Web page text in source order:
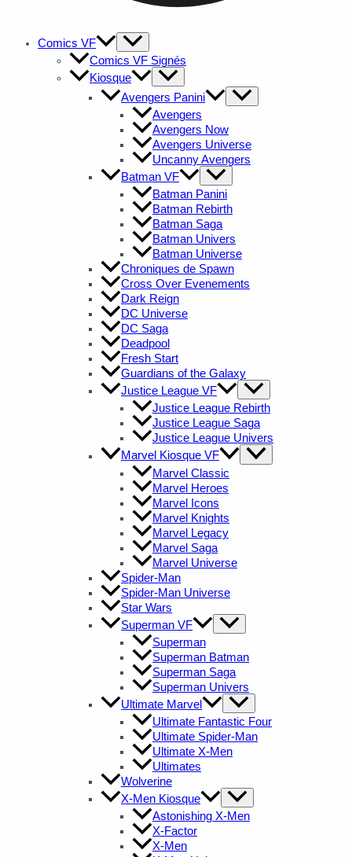
Comics VF
Comics VF Signés
Kiosque
Avengers Panini
Avengers
Avengers Now
Avengers Universe
Uncanny Avengers
Batman VF
Batman Panini
Batman Rebirth
Batman Saga
Batman Univers
Batman Universe
Chroniques de Spawn
Cross Over Evenements
Dark Reign
DC Universe
DC Saga
Deadpool
Fresh Start
Guardians of the Galaxy
Justice League VF
Justice League Rebirth
Justice League Saga
Justice League Univers
Marvel Kiosque VF
Marvel Classic
Marvel Heroes
Marvel Icons
Marvel Knights
Marvel Legacy
Marvel Saga
Marvel Universe
Spider-Man
Spider-Man Universe
Star Wars
Superman VF
Superman
Superman Batman
Superman Saga
Superman Univers
Ultimate Marvel
Ultimate Fantastic Four
Ultimate Spider-Man
Ultimate X-Men
Ultimates
Wolverine
X-Men Kiosque
Astonishing X-Men
X-Factor
X-Men